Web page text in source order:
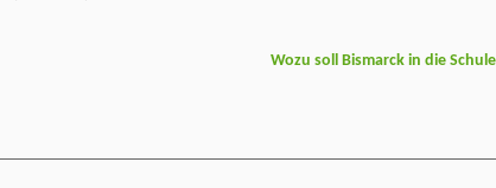
Wozu soll Bismarck in die Schule